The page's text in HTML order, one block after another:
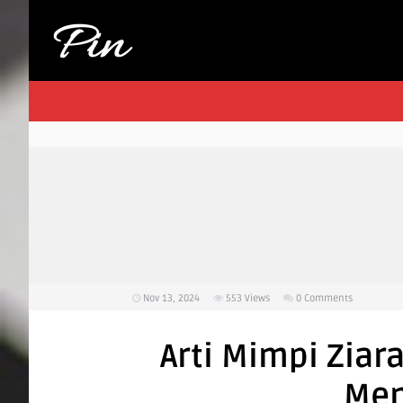
Nov 13, 2024 553 Views 0 Comments
Arti Mimpi